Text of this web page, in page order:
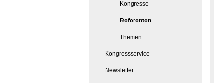
Kongresse
Referenten
Themen
Kongressservice
Newsletter